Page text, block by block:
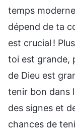
temps
dépend de ta
est crucial !
toi est grande,
de Dieu est
tenir bon dans
des signes et
chances de